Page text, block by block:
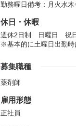
勤務曜日備考：月火水木
休日・休暇
週休2日制 日曜日 祝
※基本的に土曜日出勤時
募集職種
薬剤師
雇用形態
正社員